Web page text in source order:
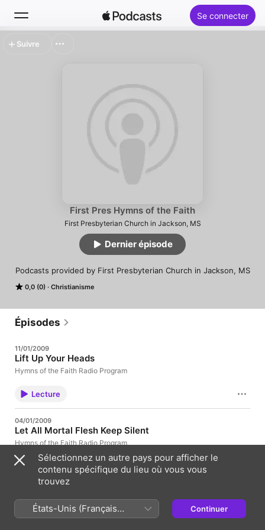
Se connecter
First Pres Hymns of the Faith
First Presbyterian Church in Jackson, MS
0,0 (0) Christianisme
Podcasts provided by First Presbyterian Church in Jackson, MS
Dernier épisode
Suivre
Épisodes
11/01/2009
Lift Up Your Heads
Hymns of the Faith Radio Program
Lecture
04/01/2009
Let All Mortal Flesh Keep Silent
Hymns of the Faith Radio Program
Lecture
Lo, How a Rose E'er Blooming
Hymns of the Faith Radio Program
Sélectionnez un autre pays pour afficher le
contenu spécifique du lieu où vous vous
trouvez
États-Unis (Français
France)
Continuer